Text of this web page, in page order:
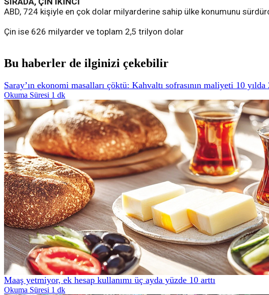
ABD, 724 kişiyle en çok dolar milyarderine sahip ülke konumunu
Çin ise 626 milyarder ve toplam 2,5 trilyon dolar
Bu haberler de ilginizi çekebilir
Saray’ın ekonomi masalları çöktü: Kahvaltı sofrasının maliyeti 10 yılda
Okuma Süresi 1 dk
Maaş yetmiyor, ek hesap kullanımı üç ayda yüzde 10 arttı
Okuma Süresi 1 dk